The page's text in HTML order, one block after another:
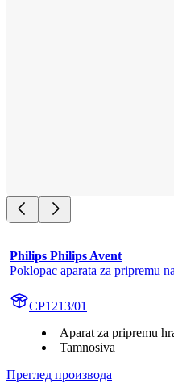
Philips Philips Avent
Poklopac aparata za pripremu
CP1213/01
Aparat za pripremu
Tamnosiva
Преглед производа